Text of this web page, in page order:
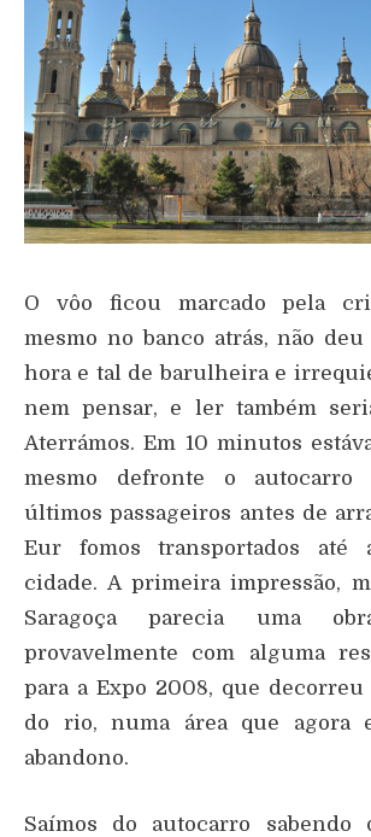
O vôo ficou marcado pela
mesmo no banco atrás, não deu
hora e tal de barulheira e
nem pensar, e ler também
Aterrámos. Em 10 minutos
mesmo defronte o autocarro
últimos passageiros antes de
Eur fomos transportados até
cidade. A primeira impressão,
Saragoça parecia uma
provavelmente com alguma
para a Expo 2008, que
do rio, numa área que agora
abandono.
Saímos do autocarro sabendo